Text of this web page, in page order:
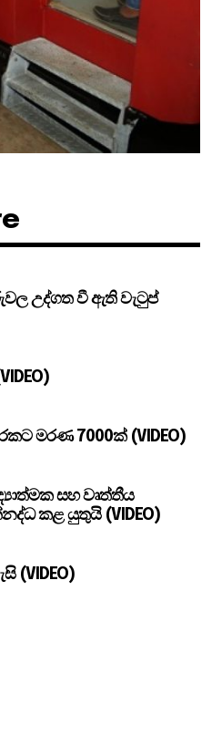
උද්ගත වී ඇති වැටුප්
මරණ 7000ක් (VIDEO)
සහ වෘත්තීය
කළ යුතුයි (VIDEO)
(VIDEO)